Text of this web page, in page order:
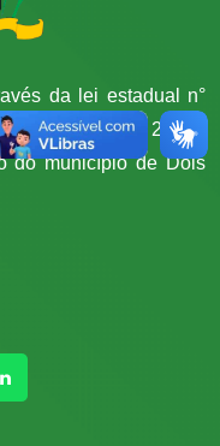
da lei estadual n°
instalado em 26 de
do município de Dois